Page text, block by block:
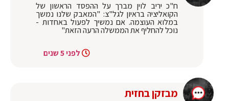
ח"כ יריב לוין מברך על ההפסד הראשון של
הקואליציה בראיון לגל"צ: "המאבק שלנו נמשך
במלוא העוצמה. אם נמשיך לפעול באחדות -
נוכל להחליף את הממשלה הרעה הזאת"
לפני 5 שנים
מבזקן בחזית